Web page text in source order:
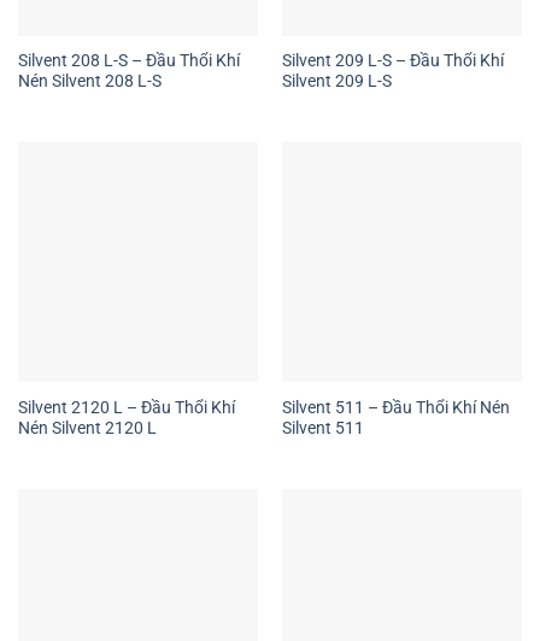
Silvent 208 L-S – Đầu Thổi Khí
Nén Silvent 208 L-S
Silvent 209 L-S – Đầu Thổi Khí
Silvent 209 L-S
Silvent 2120 L – Đầu Thổi Khí
Nén Silvent 2120 L
Silvent 511 – Đầu Thổi Khí Nén
Silvent 511